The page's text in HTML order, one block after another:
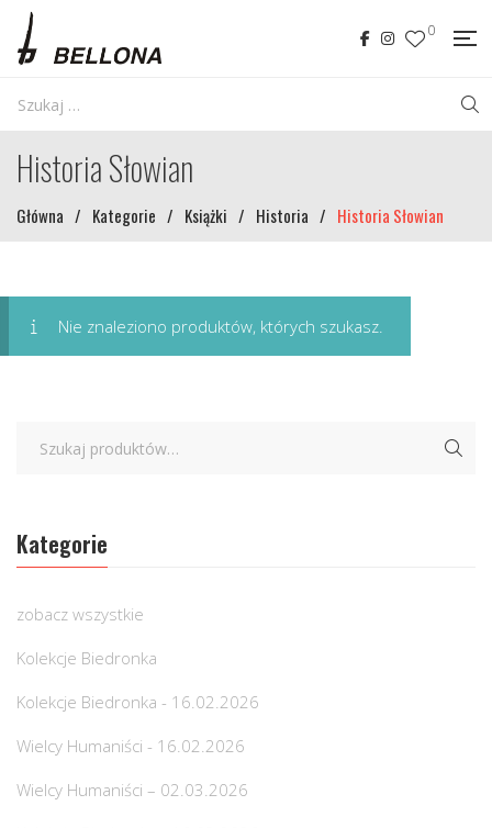
0
Historia Słowian
Główna / Kategorie / Książki / Historia / Historia Słowian
Nie znaleziono produktów, których szukasz.
Kategorie
zobacz wszystkie
Kolekcje Biedronka
Kolekcje Biedronka - 16.02.2026
Wielcy Humaniści - 16.02.2026
Wielcy Humaniści – 02.03.2026